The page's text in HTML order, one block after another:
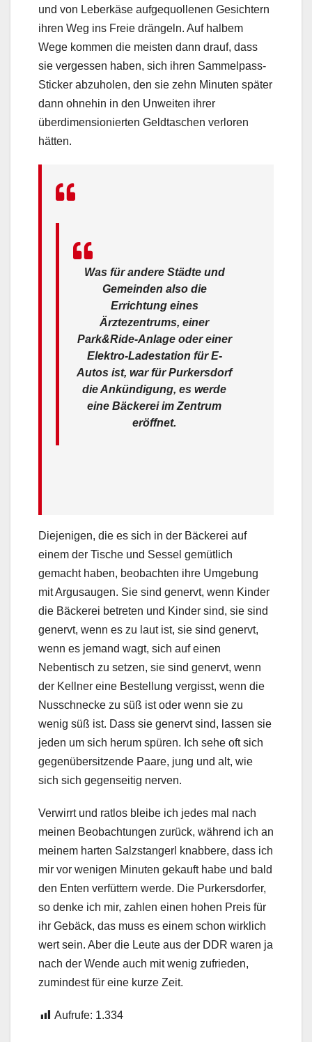
und von Leberkäse aufgequollenen Gesichtern
ihren Weg ins Freie drängeln. Auf halbem
Wege kommen die meisten dann drauf, dass
sie vergessen haben, sich ihren Sammelpass-
Sticker abzuholen, den sie zehn Minuten später
dann ohnehin in den Unweiten ihrer
überdimensionierten Geldtaschen verloren
hätten.
Was für andere Städte und
Gemeinden also die
Errichtung eines
Ärztezentrums, einer
Park&Ride-Anlage oder einer
Elektro-Ladestation für E-
Autos ist, war für Purkersdorf
die Ankündigung, es werde
eine Bäckerei im Zentrum
eröffnet.
Diejenigen, die es sich in der Bäckerei auf
einem der Tische und Sessel gemütlich
gemacht haben, beobachten ihre Umgebung
mit Argusaugen. Sie sind genervt, wenn Kinder
die Bäckerei betreten und Kinder sind, sie sind
genervt, wenn es zu laut ist, sie sind genervt,
wenn es jemand wagt, sich auf einen
Nebentisch zu setzen, sie sind genervt, wenn
der Kellner eine Bestellung vergisst, wenn die
Nusschnecke zu süß ist oder wenn sie zu
wenig süß ist. Dass sie genervt sind, lassen sie
jeden um sich herum spüren. Ich sehe oft sich
gegenübersitzende Paare, jung und alt, wie
sich sich gegenseitig nerven.
Verwirrt und ratlos bleibe ich jedes mal nach
meinen Beobachtungen zurück, während ich an
meinem harten Salzstangerl knabbere, dass ich
mir vor wenigen Minuten gekauft habe und bald
den Enten verfüttern werde. Die Purkersdorfer,
so denke ich mir, zahlen einen hohen Preis für
ihr Gebäck, das muss es einem schon wirklich
wert sein. Aber die Leute aus der DDR waren ja
nach der Wende auch mit wenig zufrieden,
zumindest für eine kurze Zeit.
Aufrufe: 1.334